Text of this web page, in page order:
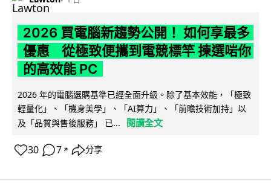
2026 買電腦新趨勢公開！ 如何享最多
優惠 從極致便攜到電競標竿 揀選啱你
的高效能 PC
2026 年的電腦選購基準已經全面升級。除了基本效能，「極致
輕量化」、「機身美學」、「AI算力」、「前瞻技術加持」以
及「品質與售後服務」 已...
閱讀全文
30 7 ↗ 分享